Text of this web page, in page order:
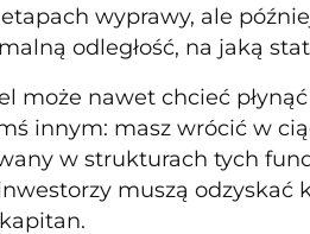
wyprawy, ale
odległość, na jaką
może nawet chcieć
innym: masz wrócić w
w strukturach tych
muszą odzyskać